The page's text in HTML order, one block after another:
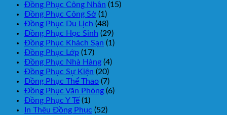
Đồng Phục Công Nhân (15)
Đồng Phục Công Sở (1)
Đồng Phục Du Lịch (48)
Đồng Phục Học Sinh (29)
Đồng Phục Khách Sạn (1)
Đồng Phục Lớp (17)
Đồng Phục Nhà Hàng (4)
Đồng Phục Sự Kiện (20)
Đồng Phục Thể Thao (7)
Đồng Phục Văn Phòng (6)
Đồng Phục Y Tế (1)
In Thêu Đồng Phục (52)